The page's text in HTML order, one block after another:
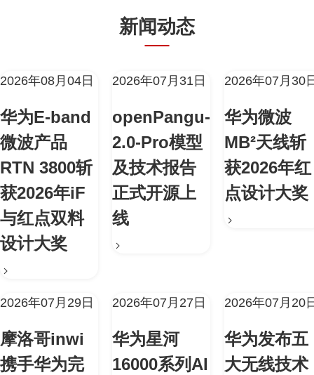
新闻动态
2026年08月04日
华为E-band
微波产品
RTN 3800斩
获2026年iF
与红点双料
设计大奖
2026年07月31日
openPangu-
2.0-Pro模型
及技术报告
正式开源上
线
2026年07月30
华为微波
MB²天线斩
获2026年红
点设计大奖
2026年07月29日
摩洛哥inwi
携手华为完
2026年07月27日
华为星河
16000系列AI
2026年07月20
华为发布五
大无线技术